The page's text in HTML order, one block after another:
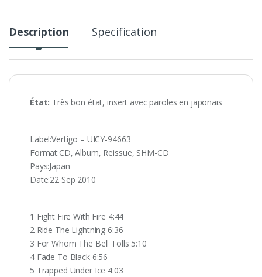
Description Specification
État: Très bon état, insert avec paroles en japonais
Label:Vertigo ‎– UICY-94663
Format:CD, Album, Reissue, SHM-CD
Pays:Japan
Date:22 Sep 2010
1 Fight Fire With Fire 4:44
2 Ride The Lightning 6:36
3 For Whom The Bell Tolls 5:10
4 Fade To Black 6:56
5 Trapped Under Ice 4:03